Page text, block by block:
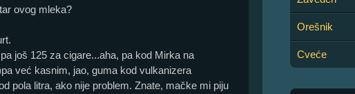
ovog mleka?
još 125 za cigare...aha, pa kod Mirka na
već kasnim, jao, guma kod vulkanizera
pola litra, ako nije problem. Znate, mačke mi piju
Orešnik
Cveće